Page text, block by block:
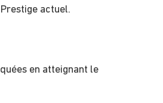
actuel.
en atteignant le